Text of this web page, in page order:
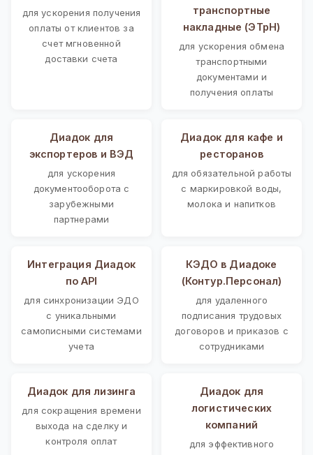
для ускорения получения
оплаты от клиентов за
счет мгновенной
доставки счета
транспортные
накладные (ЭТрН)
для ускорения обмена
транспортными
документами и
получения оплаты
Диадок для
экспортеров и ВЭД
для ускорения
документооборота с
зарубежными
партнерами
Диадок для кафе и
ресторанов
для обязательной работы
с маркировкой воды,
молока и напитков
Интеграция Диадок
по API
для синхронизации ЭДО
с уникальными
самописными системами
учета
КЭДО в Диадоке
(Контур.Персонал)
для удаленного
подписания трудовых
договоров и приказов с
сотрудниками
Диадок для лизинга
для сокращения времени
выхода на сделку и
контроля оплат
Диадок для
логистических
компаний
для эффективного